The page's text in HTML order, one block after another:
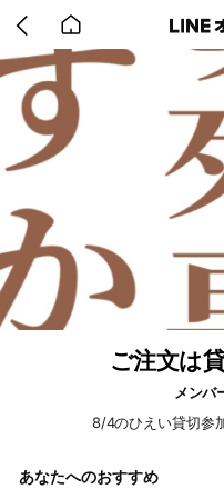
back
to
home
ご注文は
メンバ
8/4のひえい貸切参
あなたへのおすすめ